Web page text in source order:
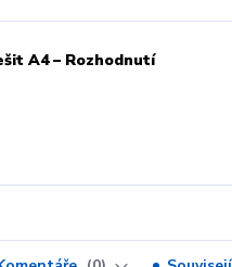
A4 – Rozhodnutí